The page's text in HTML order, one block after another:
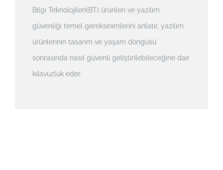
Bilgi Teknolojileri(BT) ürünleri ve yazılım
güvenliği temel gereksinimlerini anlatır, yazılım
ürünlerinin tasarım ve yaşam döngüsü
sonrasında nasıl güvenli geliştirilebileceğine dair
kılavuzluk eder.